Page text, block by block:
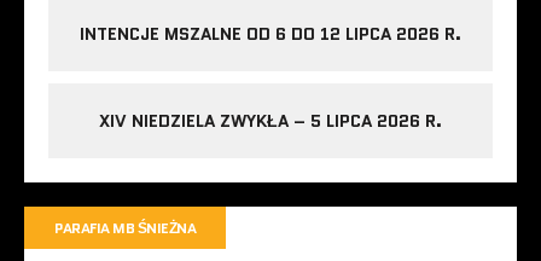
INTENCJE MSZALNE OD 6 DO 12 LIPCA 2026 R.
XIV NIEDZIELA ZWYKŁA – 5 LIPCA 2026 R.
PARAFIA MB ŚNIEŻNA